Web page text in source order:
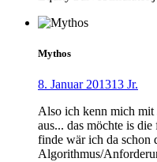
Mythos
8. Januar 201313 Jr.
Also ich kenn mich mit
aus... das möchte is
finde wär ich da schon
Algorithmus/